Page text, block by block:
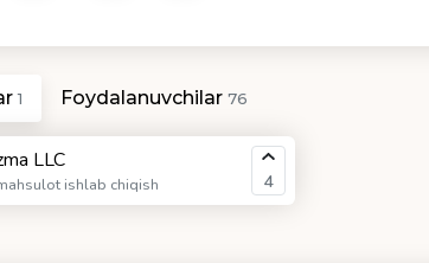
1 Foydalanuvchilar 76
LLC
ishlab chiqish 4